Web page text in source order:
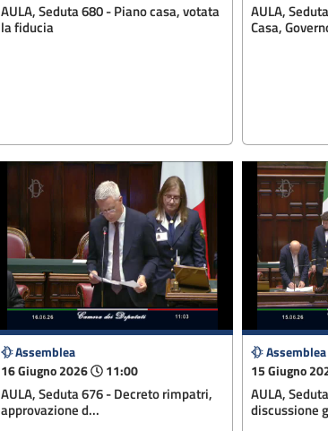
AULA, Seduta 680 - Piano casa, votata
la fiducia
AULA,
Casa,
Assemblea
16 Giugno 2026
11:00
AULA, Seduta 676 - Decreto rimpatri,
approvazione d...
Assemblea
15 Giugno
AULA,
discussione